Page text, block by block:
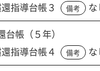
指導台帳３ 備考
な
帳（５年）
指導台帳４ 備考
な